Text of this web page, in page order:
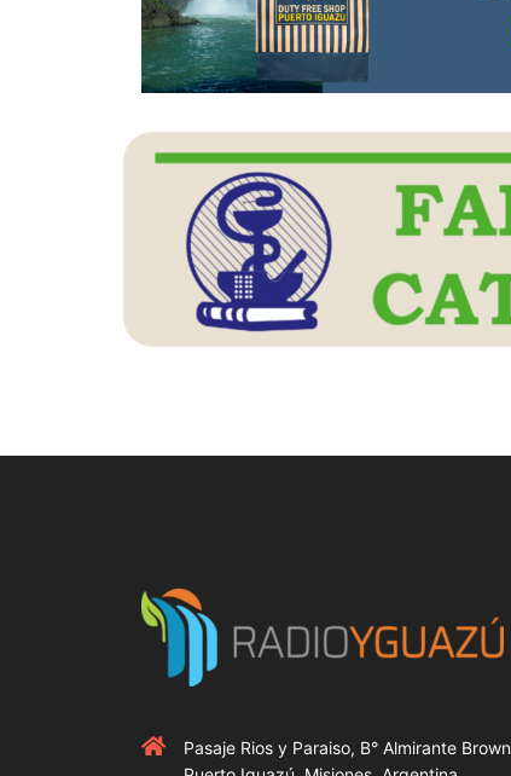
Pasaje Rios y Paraiso, B° Almirante Brown